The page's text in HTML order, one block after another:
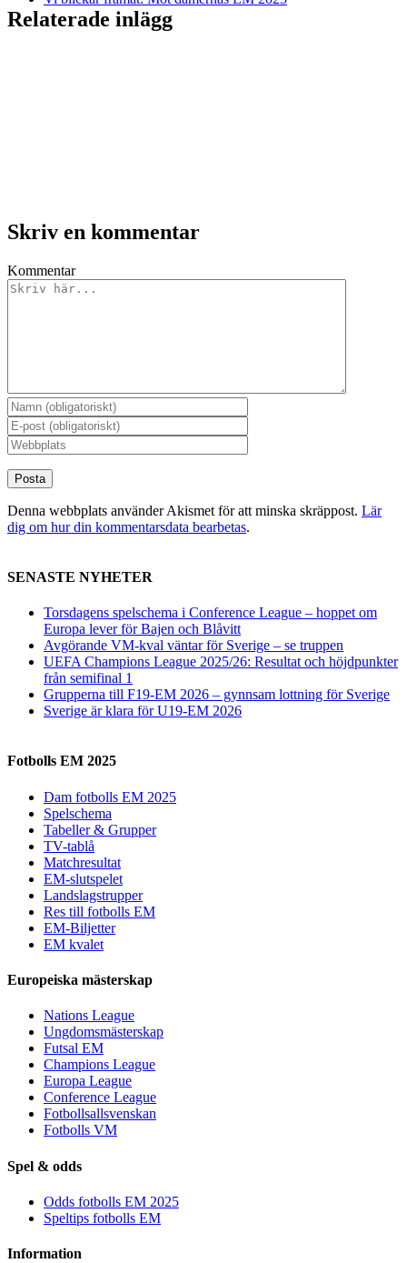
Relaterade inlägg
Skriv en kommentar
Kommentar
Denna webbplats använder Akismet för att minska skräppost. Lär
dig om hur din kommentarsdata bearbetas.
SENASTE NYHETER
Torsdagens spelschema i Conference League – hoppet om
Europa lever för Bajen och Blåvitt
Avgörande VM-kval väntar för Sverige – se truppen
UEFA Champions League 2025/26: Resultat och höjdpunkter
från semifinal 1
Grupperna till F19-EM 2026 – gynnsam lottning för Sverige
Sverige är klara för U19-EM 2026
Fotbolls EM 2025
Dam fotbolls EM 2025
Spelschema
Tabeller & Grupper
TV-tablå
Matchresultat
EM-slutspelet
Landslagstrupper
Res till fotbolls EM
EM-Biljetter
EM kvalet
Europeiska mästerskap
Nations League
Ungdomsmästerskap
Futsal EM
Champions League
Europa League
Conference League
Fotbollsallsvenskan
Fotbolls VM
Spel & odds
Odds fotbolls EM 2025
Speltips fotbolls EM
Information